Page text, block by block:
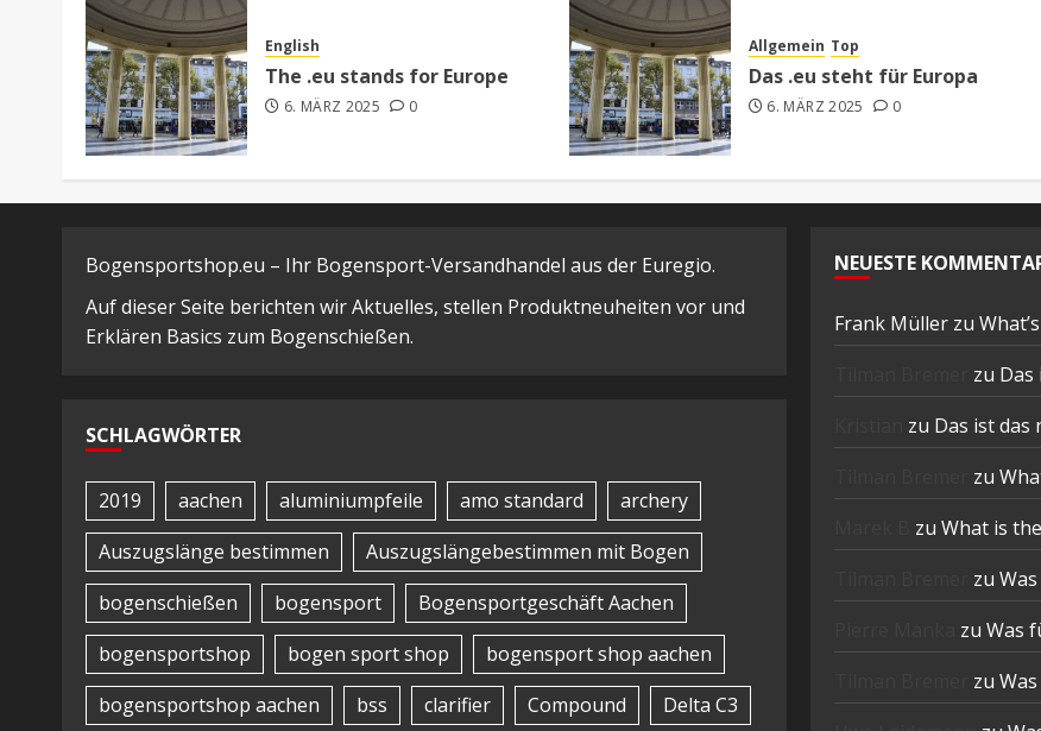
English
The .eu stands for Europe
6. MÄRZ 2025 0
Allgemein Top
Das .eu steht für Europa
6. MÄRZ 2025 0
Bogensportshop.eu – Ihr Bogensport-Versandhandel aus der Euregio.
Auf dieser Seite berichten wir Aktuelles, stellen Produktneuheiten vor und
Erklären Basics zum Bogenschießen.
SCHLAGWÖRTER
2019 aachen aluminiumpfeile amo standard
archery
Auszugslänge bestimmen
Auszugslängebestimmen mit Bogen
bogenschießen
bogensport
Bogensportgeschäft Aachen
bogensportshop
bogen sport shop
bogensport shop aachen
bogensportshop aachen
bss clarifier Compound Delta C3
NEUESTE
Frank Müller zu
zu Das
zu Das ist das
zu
zu What is
zu
zu Was
zu